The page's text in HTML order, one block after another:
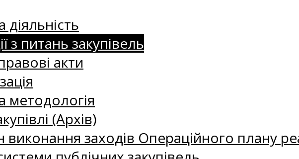
з питань закупівель
акти
методологія
(Архів)
виконання заходів Операційного плану